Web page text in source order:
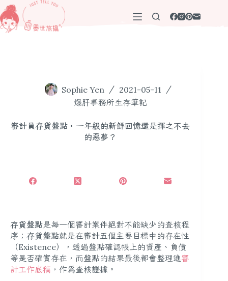
跳
至
主
Sophie Yen
2021-05-11
爆肝事務所生存筆記
審計員存貨盤點・一年級的新鮮回憶還是揮之不去
的惡夢？
存貨盤點是每一個審計案件絕對不能缺少的查核程
序； 存貨盤點就是在審計五個主要目標中的存在性
（Existence）
，透過盤點確認帳上的資產、負債
等是否確實存在，而盤點的結果最後都會整理進審
計工作底稿 ，作為查核證據。